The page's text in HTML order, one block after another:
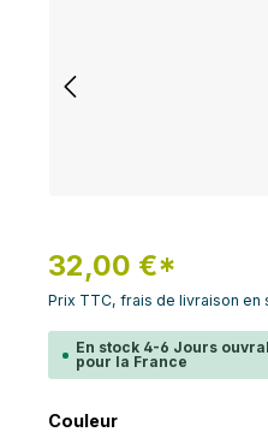
32,00 €*
Prix TTC, frais de livraison en
En stock 4-6 Jours
pour la France
Sélectionnez
Couleur